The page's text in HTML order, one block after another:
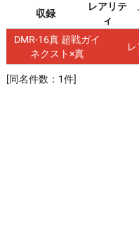
収録
レアリテ
ィ
DMR-16真 超戦ガイ
ネクスト×真
[同名件数：1件]